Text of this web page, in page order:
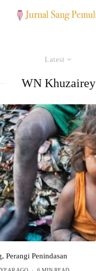
Latest
WN Khuzairey
Perangi Penindasan